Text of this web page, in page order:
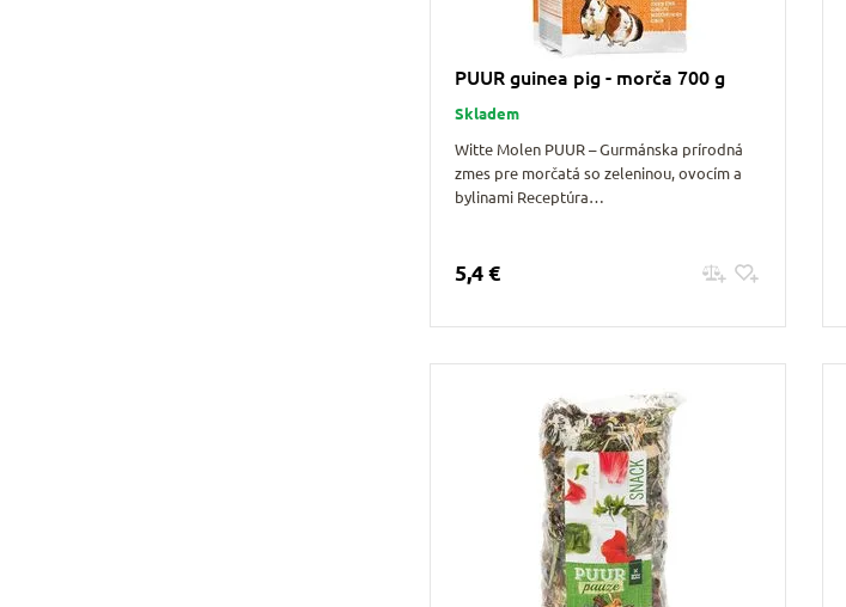
PUUR guinea pig - morča 700 g
Skladem
Witte Molen PUUR – Gurmánska prírodná
zmes pre morčatá so zeleninou, ovocím a
bylinami Receptúra…
5,4 €